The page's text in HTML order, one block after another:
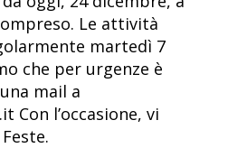
Le attività
martedì 7
che per urgenze è
mail a
Con l’occasione, vi